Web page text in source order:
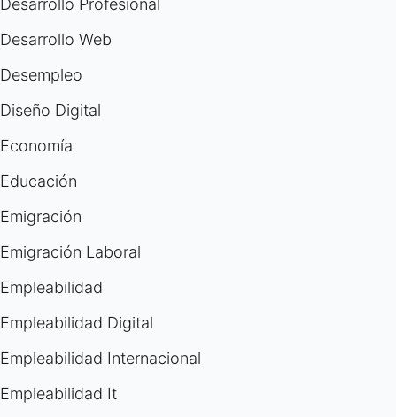
Desarrollo Web
Desempleo
Diseño Digital
Economía
Educación
Emigración
Emigración Laboral
Empleabilidad
Empleabilidad Digital
Empleabilidad Internacional
Empleabilidad It